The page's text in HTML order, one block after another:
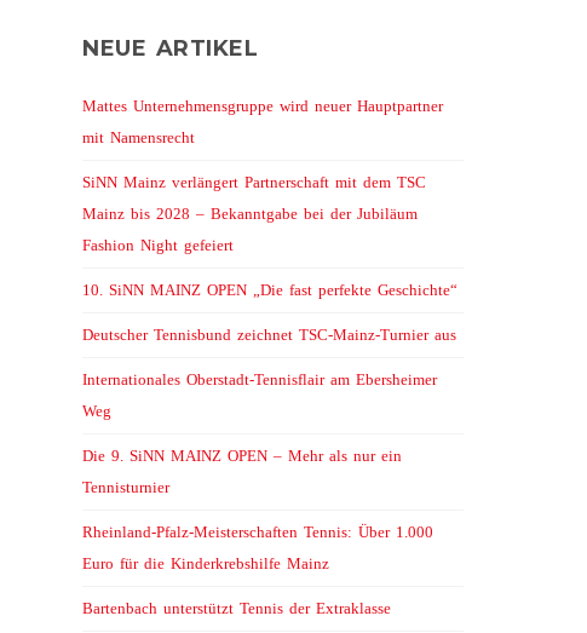
NEUE ARTIKEL
Mattes Unternehmensgruppe wird neuer Hauptpartner
mit Namensrecht
SiNN Mainz verlängert Partnerschaft mit dem TSC
Mainz bis 2028 – Bekanntgabe bei der Jubiläum
Fashion Night gefeiert
10. SiNN MAINZ OPEN „Die fast perfekte Geschichte“
Deutscher Tennisbund zeichnet TSC-Mainz-Turnier aus
Internationales Oberstadt-Tennisflair am Ebersheimer
Weg
Die 9. SiNN MAINZ OPEN – Mehr als nur ein
Tennisturnier
Rheinland-Pfalz-Meisterschaften Tennis: Über 1.000
Euro für die Kinderkrebshilfe Mainz
Bartenbach unterstützt Tennis der Extraklasse